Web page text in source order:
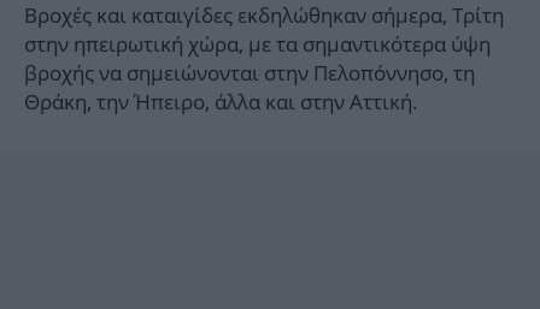
Βροχές και καταιγίδες εκδηλώθηκαν σήμερα, Τρίτη
στην ηπειρωτική χώρα, με τα σημαντικότερα ύψη
βροχής να σημειώνονται στην Πελοπόννησο, τη
Θράκη, την Ήπειρο, άλλα και στην Αττική.